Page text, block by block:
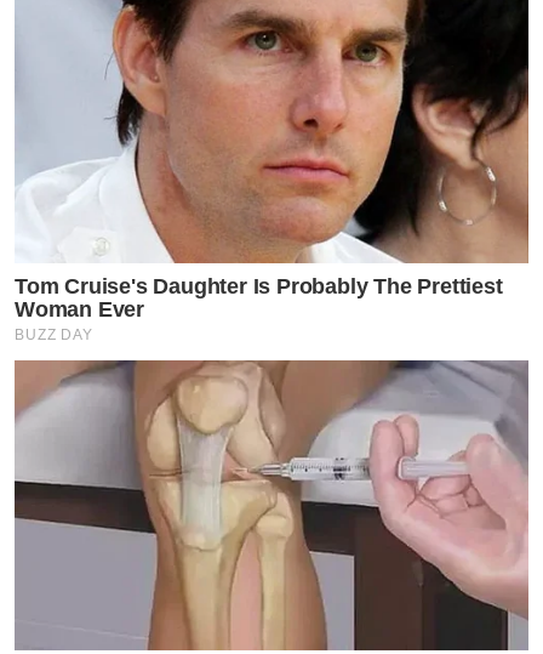
ก่อนทำศัลยกรรมทุกครั้งต้องเช็คประวัติหมอ สถานที่ตั้ง
ความสะอาด และที่สำคัญโรคประจำตัวต่างๆต้องบอกหมอ
ก่อนทำการผ่าตัด
by TVPOOL ONLINE
Tom Cruise's Daughter Is Probably The Prettiest
Woman Ever
BUZZ DAY